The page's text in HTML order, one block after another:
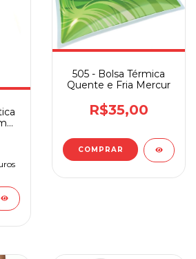
505 - Bolsa Térmica
Quente e Fria Mercur
R$35,00